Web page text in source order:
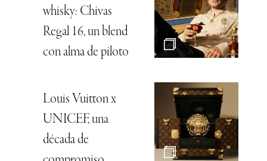
whisky: Chivas
Regal 16, un blend
con alma de piloto
Louis Vuitton x
UNICEF, una
década de